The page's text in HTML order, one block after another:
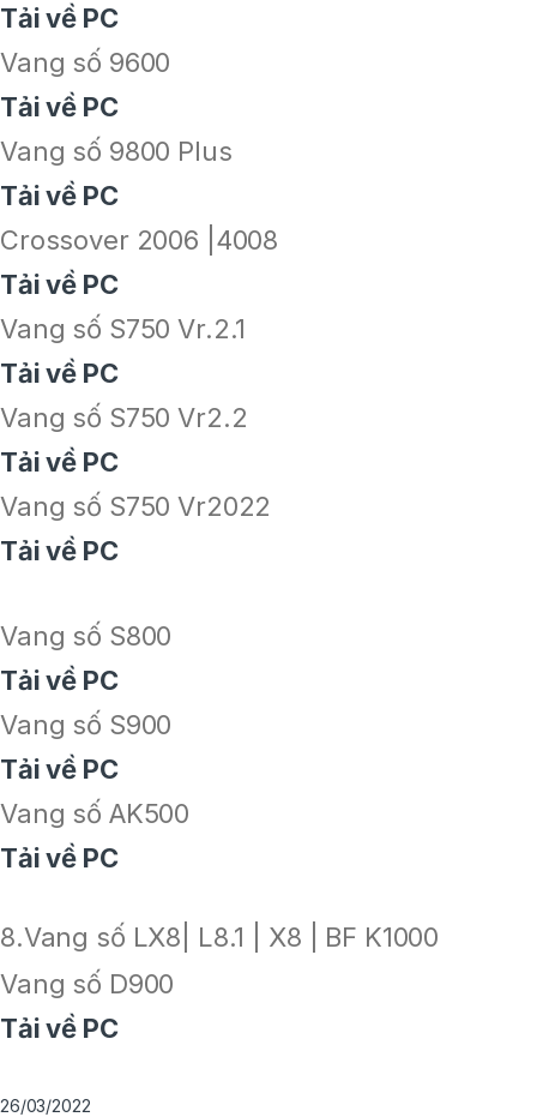
Tải về PC
Vang số 9600
Tải về PC
Vang số 9800 Plus
Tải về PC
Crossover 2006 |4008
Tải về PC
Vang số S750 Vr.2.1
Tải về PC
Vang số S750 Vr2.2
Tải về PC
Vang số S750 Vr2022
Tải về PC
Vang số S800
Tải về PC
Vang số S900
Tải về PC
Vang số AK500
Tải về PC
8.Vang số LX8| L8.1 | X8 | BF K1000
Vang số D900
Tải về PC
26/03/2022